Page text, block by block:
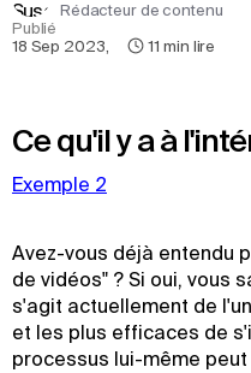
Rédacteur de contenu
Publié
18 Sep 2023, 11 min lire
Ce qu'il y a à
Exemple 2
Avez-vous déjà entendu
de vidéos" ? Si oui, vous
s'agit actuellement de
et les plus efficaces de
processus lui-même